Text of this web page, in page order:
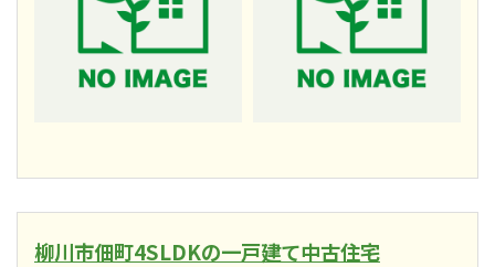
柳川市佃町4SLDKの一戸建て中古住宅